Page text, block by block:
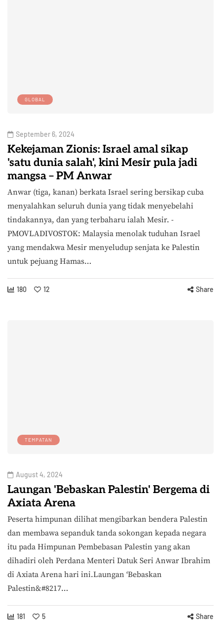
GLOBAL
September 6, 2024
Kekejaman Zionis: Israel amal sikap
'satu dunia salah', kini Mesir pula jadi
mangsa – PM Anwar
Anwar (tiga, kanan) berkata Israel sering bersikap cuba
menyalahkan seluruh dunia yang tidak menyebelahi
tindakannya, dan yang terbaharu ialah Mesir. -
PMOVLADIVOSTOK: Malaysia menolak tuduhan Israel
yang mendakwa Mesir menyeludup senjata ke Palestin
untuk pejuang Hamas…
180 12 Share
TEMPATAN
August 4, 2024
Laungan 'Bebaskan Palestin' Bergema di
Axiata Arena
Peserta himpunan dilihat mengibarkan bendera Palestin
dan membawa sepanduk tanda sokongan kepada negara
itu pada Himpunan Pembebasan Palestin yang akan
dihadiri oleh Perdana Menteri Datuk Seri Anwar Ibrahim
di Axiata Arena hari ini.Laungan ‘Bebaskan
Palestin&#8217…
181 5 Share